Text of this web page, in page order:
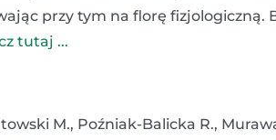
przy tym na florę fizjologiczną.
tutaj ...
M., Poźniak-Balicka R.,